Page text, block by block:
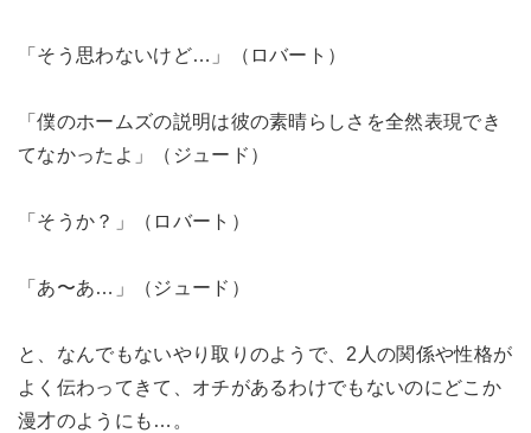
「そう思わないけど…」（ロバート）
「僕のホームズの説明は彼の素晴らしさを全然表現でき
てなかったよ」（ジュード）
「そうか？」（ロバート）
「あ〜あ…」（ジュード）
と、なんでもないやり取りのようで、2人の関係や性格が
よく伝わってきて、オチがあるわけでもないのにどこか
漫才のようにも…。